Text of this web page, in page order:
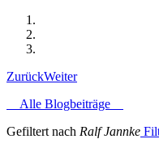
ZurückWeiter
Alle Blogbeiträge
Gefiltert nach Ralf Jannke